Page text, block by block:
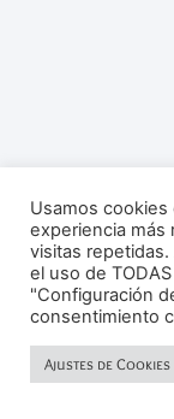
Usamos
experiencia más
visitas
el uso de
"Configuración
consentimiento
Ajustes de Cookies